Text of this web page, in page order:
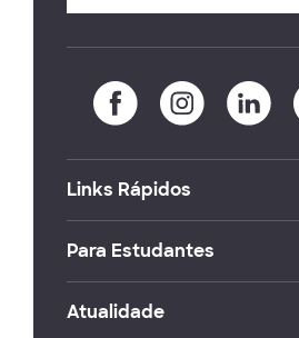
Links Rápidos
Para Estudantes
Atualidade